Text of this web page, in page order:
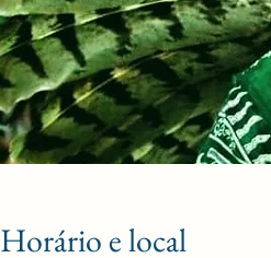
Horário e local